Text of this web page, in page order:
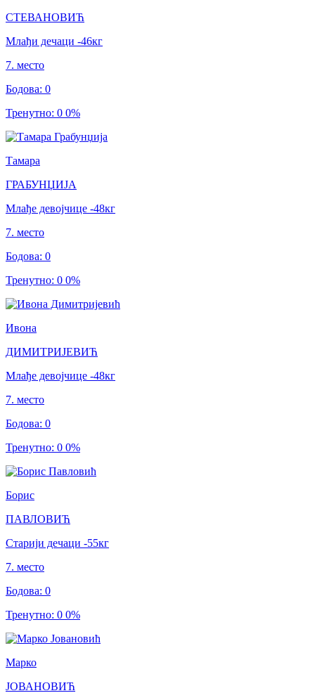
СТЕВАНОВИЋ
Млађи дечаци -46кг
7. место
Бодова: 0
Тренутно: 0 0%
Тамара
ГРАБУНЏИЈА
Млађе девојчице -48кг
7. место
Бодова: 0
Тренутно: 0 0%
Ивона
ДИМИТРИЈЕВИЋ
Млађе девојчице -48кг
7. место
Бодова: 0
Тренутно: 0 0%
Борис
ПАВЛОВИЋ
Старији дечаци -55кг
7. место
Бодова: 0
Тренутно: 0 0%
Марко
ЈОВАНОВИЋ